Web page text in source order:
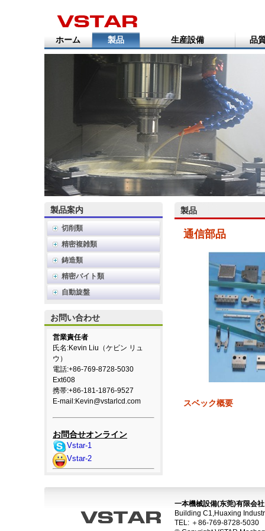
ホーム 製品 生産設備 品
製品
通信部品
スベック概要
製品案内
切削類
精密複雑類
鋳造類
精密バイト類
自動旋盤
お問い合わせ
営業責任者
氏名:Kevin Liu（ケビン リュ
ウ）
電話:+86-769-8728-5030
Ext608
携帯:+86-181-1876-9527
E-mail:Kevin@vstarlcd.com
お問合せオンライン
Vstar-1
Vstar-2
一本機械設備(东莞)有限会社
Building C1,Huaxing
TEL: ＋86-769-8728-